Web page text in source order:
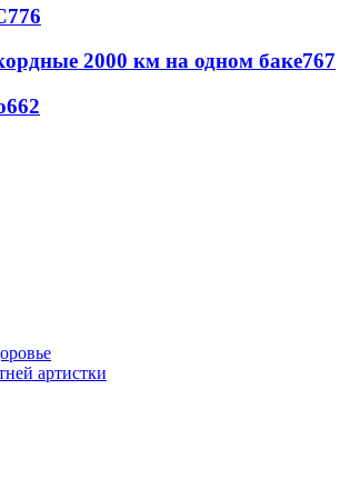
776
2000 км на одном баке767
662
артистки